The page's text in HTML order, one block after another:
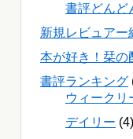
書評どんど
新規レビュアー
本が好き！栞の
書評ランキング
ウィークリ
デイリー (4)